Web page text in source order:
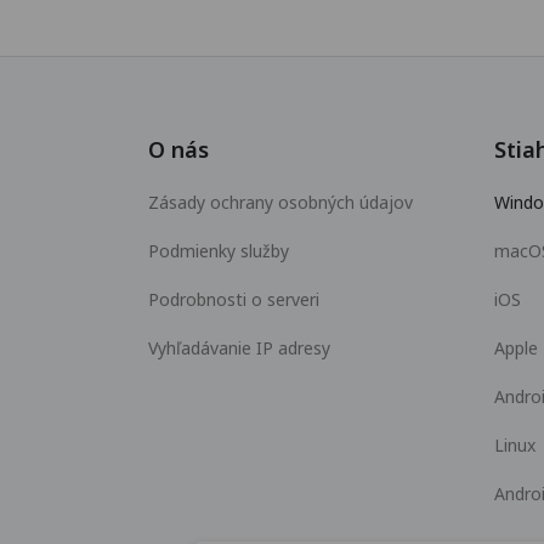
O nás
Zásady ochrany osobných údajov
Podmienky služby
Podrobnosti o serveri
Vyhľadávanie IP adresy
iOS
Apple
Linux